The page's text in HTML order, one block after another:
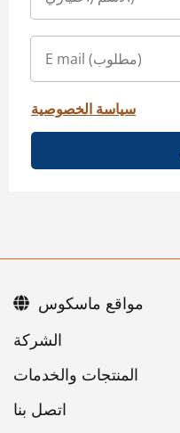
سياسة الخصوصية
اتصل بنا
مواقع ماسكوس